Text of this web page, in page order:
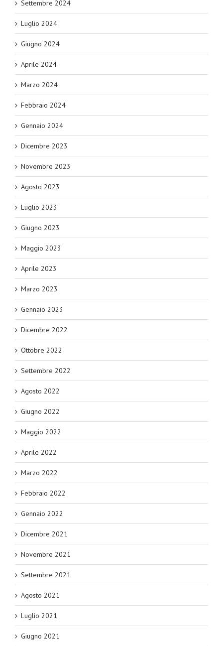
Settembre 2024
Luglio 2024
Giugno 2024
Aprile 2024
Marzo 2024
Febbraio 2024
Gennaio 2024
Dicembre 2023
Novembre 2023
Agosto 2023
Luglio 2023
Giugno 2023
Maggio 2023
Aprile 2023
Marzo 2023
Gennaio 2023
Dicembre 2022
Ottobre 2022
Settembre 2022
Agosto 2022
Giugno 2022
Maggio 2022
Aprile 2022
Marzo 2022
Febbraio 2022
Gennaio 2022
Dicembre 2021
Novembre 2021
Settembre 2021
Agosto 2021
Luglio 2021
Giugno 2021